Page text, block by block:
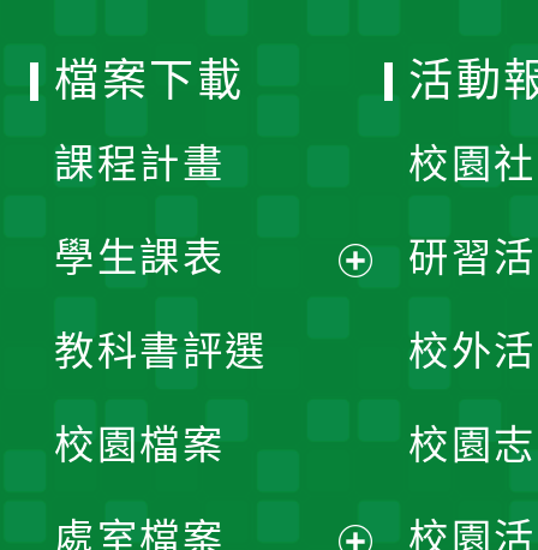
檔案下載
課程計畫
學生課表
單
教科書評選
校園檔案
處室檔案
活動
校園
研習
校外
校園
校園